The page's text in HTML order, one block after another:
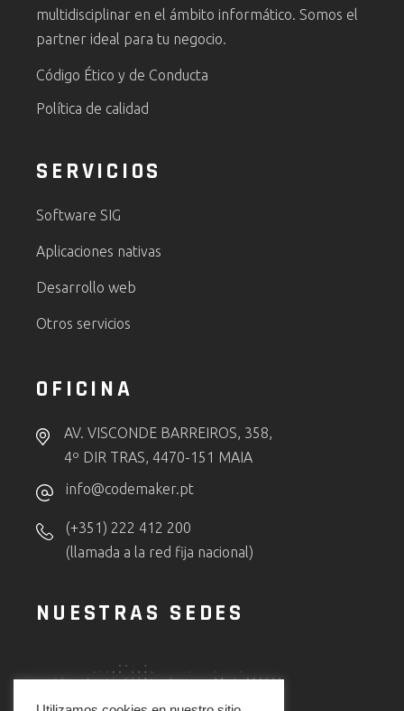
multidisciplinar en el ámbito informático. Somos el
partner ideal para tu negocio.
Código Ético y de Conducta
Política de calidad
SERVICIOS
Software SIG
Aplicaciones nativas
Desarrollo web
Otros servicios
OFICINA
AV. VISCONDE BARREIROS, 358,
4º DIR TRAS, 4470-151 MAIA
info@codemaker.pt
(+351) 222 412 200
(llamada a la red fija nacional)
NUESTRAS SEDES